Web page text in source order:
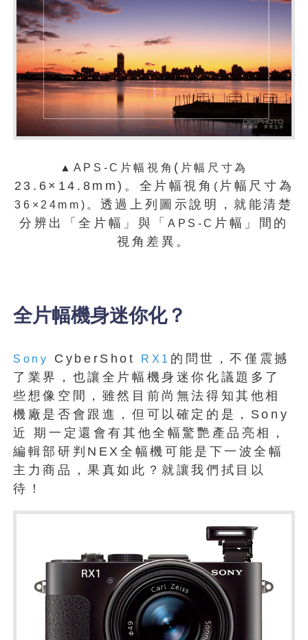
▲APS-C 片幅視角 ( 片幅尺寸為
23.6×14.8mm)。全片幅視角 ( 片幅尺寸為
36×24mm)。 透過上列圖示說明，就能清楚
分辨出「全片幅」與「 APS-C 片幅」間的
視角差異。
全片幅機身迷你化？
Sony CyberShot RX1 的問世，不僅震撼
了業界，也讓全片幅機身迷你化議題多了
些想像空間，雖然目前尚無法得知其他相
機廠是否會跟進，但可以確定的是，Sony
近 期一定還會有其他全幅驚艷產品亮相，
編輯部研判NEX全幅機可能是下一波全幅
主力商品，果真如此？就讓我們拭目以
待！